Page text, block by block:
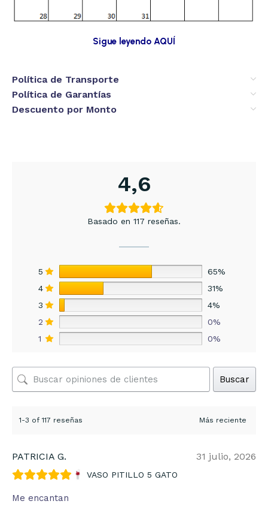
Sigue leyendo AQUÍ
Política de Transporte
Política de Garantías
Descuento por Monto
4,6
Basado en 117 reseñas.
5
65%
4
31%
3
4%
2
0%
1
0%
Buscar
1-3 of 117 reseñas
PATRICIA G. 31 julio, 2026
VASO PITILLO 5 GATO
Me encantan